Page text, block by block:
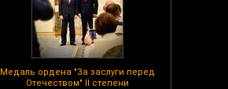
Медаль ордена "За заслуги перед
Отечеством" II степени